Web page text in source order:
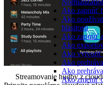
Ako zapnúť
Ako
hlasitosti
Ako zapnúť
Ako
Ako vytvoriť
Ako
Ako
Ako zmeniť
Streamovanie hudby z